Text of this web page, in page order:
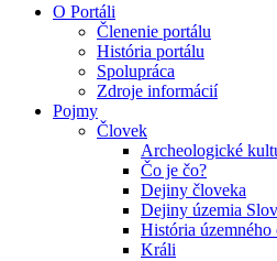
O Portáli
Členenie portálu
História portálu
Spolupráca
Zdroje informácií
Pojmy
Človek
Archeologické
Čo je čo?
Dejiny človeka
Dejiny územia
História územného
Králi